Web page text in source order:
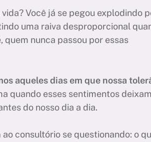
Você já se pegou explodindo
uma raiva desproporcional
quem nunca passou por essas
aqueles dias em que nossa
quando esses sentimentos
do nosso dia a dia.
consultório se questionando: o